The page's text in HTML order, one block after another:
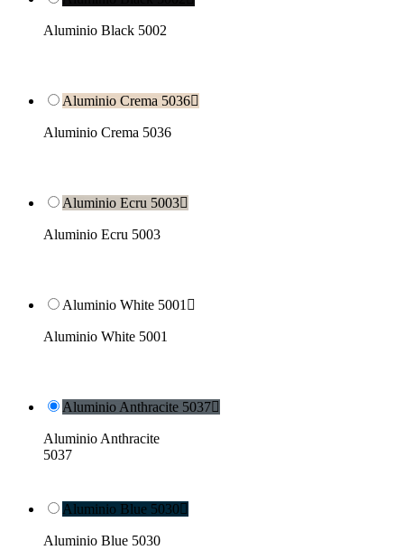
Aluminio Black 5002
Aluminio Crema 5036
Aluminio Crema 5036
Aluminio Ecru 5003
Aluminio Ecru 5003
Aluminio White 5001 
Aluminio White 5001
Aluminio Anthracite 5037
Aluminio Anthracite
5037
Aluminio Blue 5030
Aluminio Blue 5030